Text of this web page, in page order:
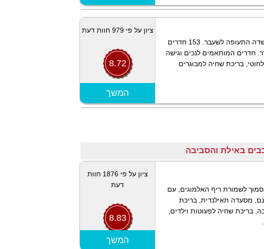
ציון על פי 979 חוות דעת
8.72
הצג מפה
המשך
ממוקם בלב אזור הקניות, סמוך לשדה התעופה לשעבר. 153 חדרים
חדרים המותאמים לנכים וגישה
בריכת שחיה למבוגרים
ציון על פי 1876 חוות
דעת
8.83
הצג מפה
המשך
לשמורת ריף האלמוגים, עם
מסעדה תאילנדית, בריכת
בריכת שחיה לפעוטות וילדים,